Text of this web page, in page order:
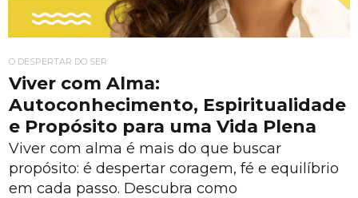
O DESPERTAR DO SER
Viver com Alma:
Autoconhecimento, Espiritualidade
e Propósito para uma Vida Plena
Viver com alma é mais do que buscar
propósito: é despertar coragem, fé e equilíbrio
em cada passo. Descubra como